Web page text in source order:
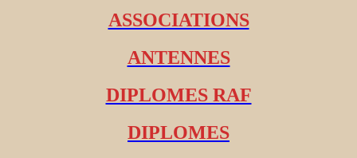
ASSOCIATIONS
ANTENNES
DIPLOMES RAF
DIPLOMES